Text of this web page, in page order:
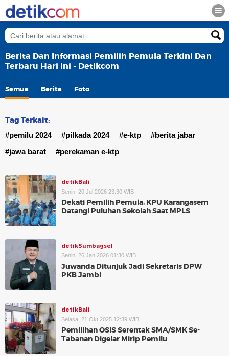
Berita Dan Informasi Pemilih Pemula Terkini Dan
Terbaru Hari Ini - Detikcom
Semua Berita Foto
Tag Terkait:
#pemilu 2024 #pilkada 2024 #e-ktp
#berita jabar
#jawa barat
#perekaman e-ktp
detikBali
Senin, 20 Jul 2026 23:30 WIB
Dekati Pemilih Pemula, KPU Karangasem
Datangi Puluhan Sekolah Saat MPLS
detikSumbagsel
Senin, 26 Jan 2026 01:30 WIB
Juwanda Ditunjuk Jadi Sekretaris DPW
PKB Jambi
detikBali
Selasa, 21 Okt 2025 12:39 WIB
Pemilihan OSIS Serentak SMA/SMK Se-
Tabanan Digelar Mirip Pemilu